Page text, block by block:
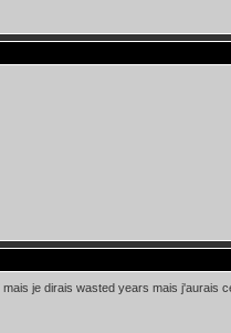
je dirais wasted years mais j'aurais